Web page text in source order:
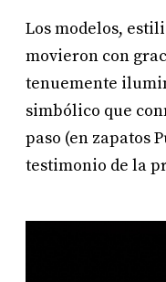
Los modelos,
movieron con
tenuemente
simbólico que
paso (en zapatos
testimonio de la